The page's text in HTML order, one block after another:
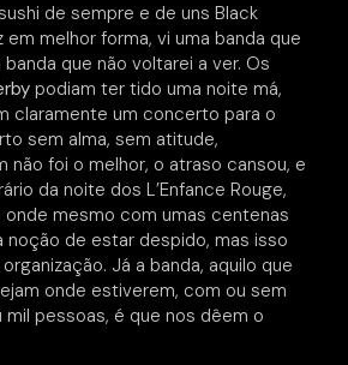
de sempre e de uns Black
em melhor forma, vi uma banda que
que não voltarei a ver. Os
podiam ter tido uma noite má,
claramente um concerto para o
sem alma, sem atitude,
não foi o melhor, o atraso cansou, e
da noite dos L’Enfance Rouge,
onde mesmo com umas centenas
noção de estar despido, mas isso
Já a banda, aquilo que
onde estiverem, com ou sem
mil pessoas, é que nos dêem o